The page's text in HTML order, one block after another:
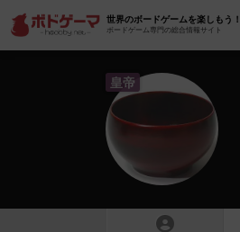
世界のボードゲームを楽しもう！
ボードゲーム専門の総合情報サイト
皇帝